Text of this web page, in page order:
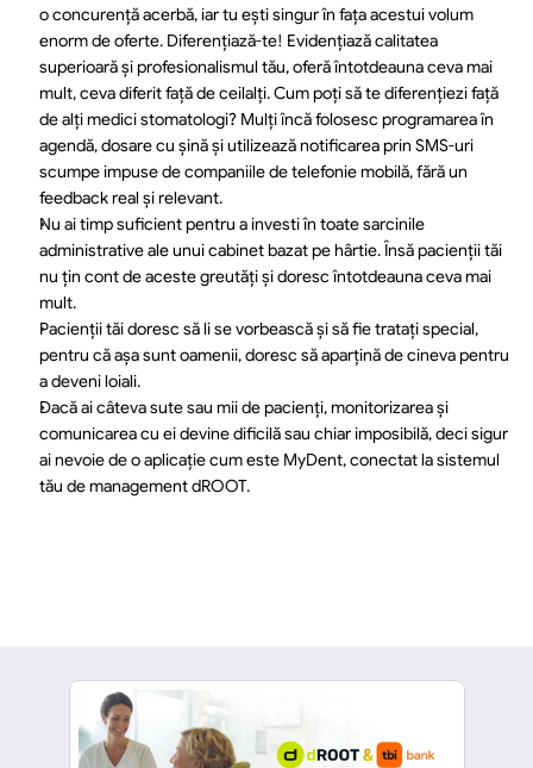
o concurență acerbă, iar tu ești singur în fața acestui volum
enorm de oferte. Diferențiază-te! Evidențiază calitatea
superioară și profesionalismul tău, oferă întotdeauna ceva mai
mult, ceva diferit față de ceilalți. Cum poți să te diferențiezi față
de alți medici stomatologi? Mulți încă folosesc programarea în
agendă, dosare cu șină și utilizează notificarea prin SMS-uri
scumpe impuse de companiile de telefonie mobilă, fără un
feedback real și relevant.
Nu ai timp suficient pentru a investi în toate sarcinile
administrative ale unui cabinet bazat pe hârtie. Însă pacienții tăi
nu țin cont de aceste greutăți și doresc întotdeauna ceva mai
mult.
Pacienții tăi doresc să li se vorbească și să fie tratați special,
pentru că așa sunt oamenii, doresc să aparțină de cineva pentru
a deveni loiali.
Dacă ai câteva sute sau mii de pacienți, monitorizarea și
comunicarea cu ei devine dificilă sau chiar imposibilă, deci sigur
ai nevoie de o aplicație cum este MyDent, conectat la sistemul
tău de management dROOT.